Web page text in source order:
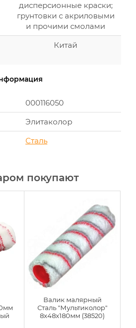
дисперсионные краски;
грунтовки с акриловыми
и прочими смолами
Китай
000116050
Элитаколор
Сталь
покупают
Валик малярный
Сталь "Мультиколор"
8х48х180мм (38520)